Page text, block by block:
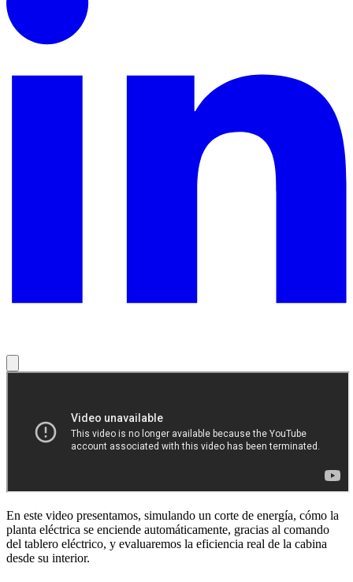
En este video presentamos, simulando un corte de energía, cómo la
planta eléctrica se enciende automáticamente, gracias al comando
del tablero eléctrico, y evaluaremos la eficiencia real de la cabina
desde su interior.